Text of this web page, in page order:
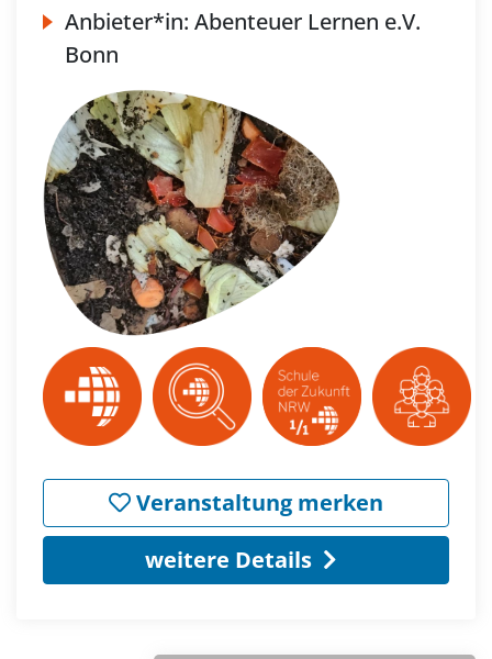
Anbieter*in: Abenteuer Lernen e.V.
Bonn
Veranstaltung merken
weitere Details